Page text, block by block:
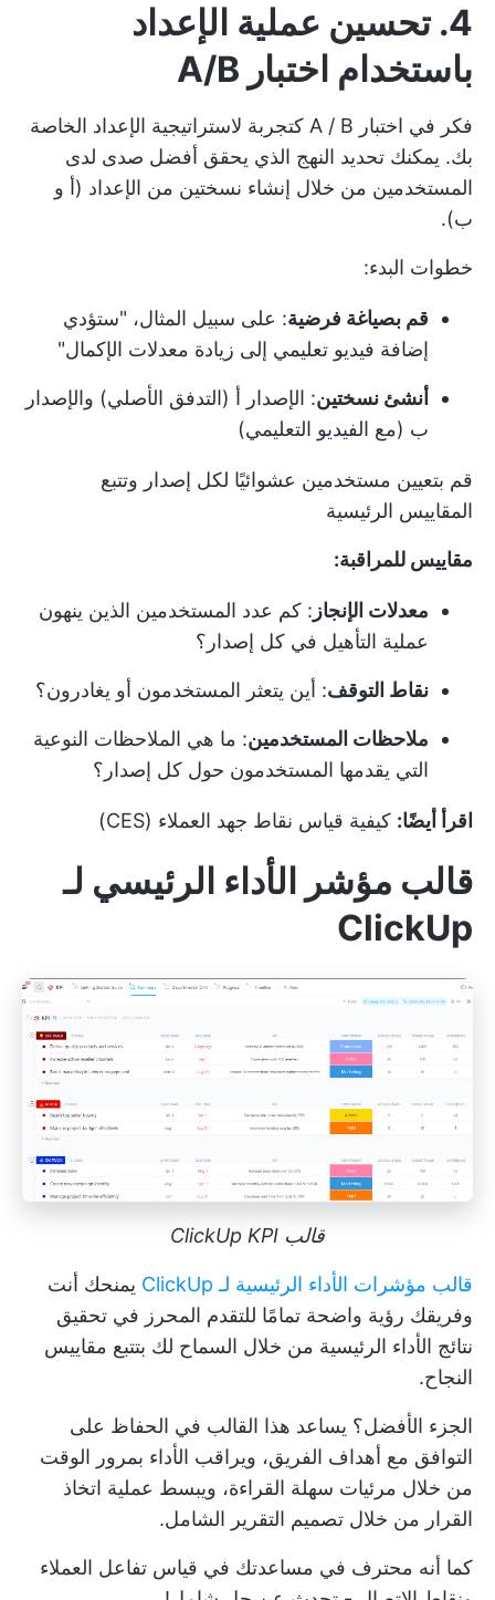
4. تحسين عملية الإعداد
باستخدام اختبار A/B
فكر في اختبار A / B كتجربة لاستراتيجية الإعداد الخاصة
بك. يمكنك تحديد النهج الذي يحقق أفضل صدى لدى
المستخدمين من خلال إنشاء نسختين من الإعداد (أ و
ب).
خطوات البدء:
قم بصياغة فرضية: على سبيل المثال، "ستؤدي
إضافة فيديو تعليمي إلى زيادة معدلات الإكمال"
أنشئ نسختين: الإصدار أ (التدفق الأصلي) والإصدار
ب (مع الفيديو التعليمي)
قم بتعيين مستخدمين عشوائيًا لكل إصدار وتتبع
المقاييس الرئيسية
مقاييس للمراقبة:
معدلات الإنجاز : كم عدد المستخدمين الذين ينهون
عملية التأهيل في كل إصدار؟
نقاط التوقف: أين يتعثر المستخدمون أو يغادرون؟
ملاحظات المستخدمين: ما هي الملاحظات النوعية
التي يقدمها المستخدمون حول كل إصدار؟
اقرأ أيضًا: كيفية قياس نقاط جهد العملاء (CES)
قالب مؤشر الأداء الرئيسي لـ
ClickUp
قالب ClickUp KPI
قالب مؤشرات الأداء الرئيسية لـ ClickUp
يمنحك أنت
وفريقك رؤية واضحة تمامًا للتقدم المحرز في تحقيق
نتائج الأداء الرئيسية من خلال السماح لك بتتبع مقاييس
النجاح.
الجزء الأفضل؟ يساعد هذا القالب في الحفاظ على
التوافق مع أهداف الفريق، ويراقب الأداء بمرور الوقت
من خلال مرئيات سهلة القراءة، ويبسط عملية اتخاذ
القرار من خلال تصميم التقرير الشامل.
كما أنه محترف في مساعدتك في قياس تفاعل العملاء